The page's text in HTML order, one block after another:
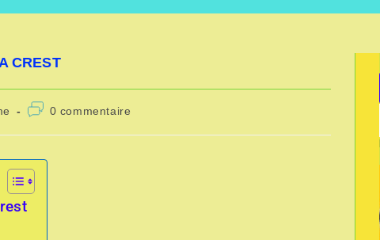
CREST
0 commentaire